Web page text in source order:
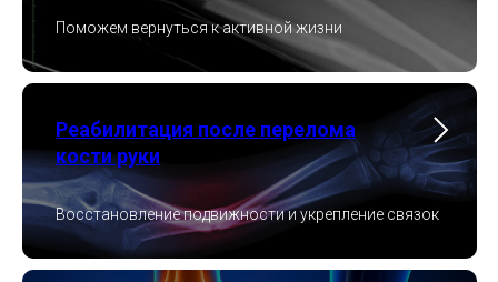
Поможем вернуться к активной жизни
Реабилитация после перелома
кости руки
Восстановление подвижности и укрепление связок